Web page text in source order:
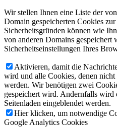
Wir stellen Ihnen eine Liste der
Domain gespeicherten Cookies
Sicherheitsgründen können wie
von anderen Domains gespeichert
Sicherheitseinstellungen Ihres
Aktivieren, damit die
wird und alle Cookies, denen
werden. Wir benötigen zwei
gespeichert wird. Andernfalls wird
Seitenladen eingeblendet werden.
Hier klicken, um notwendige
Google Analytics Cookies